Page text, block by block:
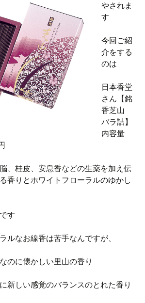
やされま
す
今回ご紹
介をする
のは
日本香堂
さん【銘
香芝山
バラ詰】
内容量
、桂皮、安息香などの生薬を加え伝
香りとホワイトフローラルのゆかし
す
ルなお線香は苦手なんですが、
のに懐かしい里山の香り
新しい感覚のバランスのとれた香り